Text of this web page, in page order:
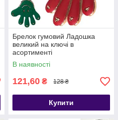
Брелок гумовий Ладошка
великий на ключі в
асортименті
В наявності
121,60 ₴ 128 ₴
Купити